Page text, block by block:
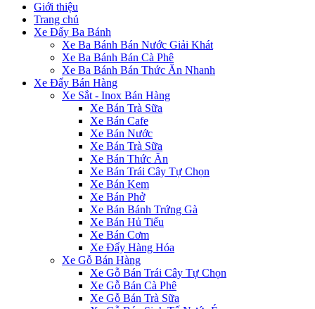
Giới thiệu
Trang chủ
Xe Đẩy Ba Bánh
Xe Ba Bánh Bán Nước Giải Khát
Xe Ba Bánh Bán Cà Phê
Xe Ba Bánh Bán Thức Ăn Nhanh
Xe Đẩy Bán Hàng
Xe Sắt - Inox Bán Hàng
Xe Bán Trà Sữa
Xe Bán Cafe
Xe Bán Nước
Xe Bán Trà Sữa
Xe Bán Thức Ăn
Xe Bán Trái Cây Tự Chọn
Xe Bán Kem
Xe Bán Phở
Xe Bán Bánh Trứng Gà
Xe Bán Hủ Tiếu
Xe Bán Cơm
Xe Đẩy Hàng Hóa
Xe Gỗ Bán Hàng
Xe Gỗ Bán Trái Cây Tự Chọn
Xe Gỗ Bán Cà Phê
Xe Gỗ Bán Trà Sữa